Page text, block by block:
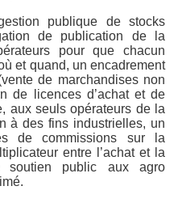
publique de stocks
de publication de la
pour que chacun
et quand, un encadrement
de marchandises non
de licences d’achat et de
aux seuls opérateurs de la
à des fins industrielles, un
de commissions sur la
entre l’achat et la
soutien public aux agro